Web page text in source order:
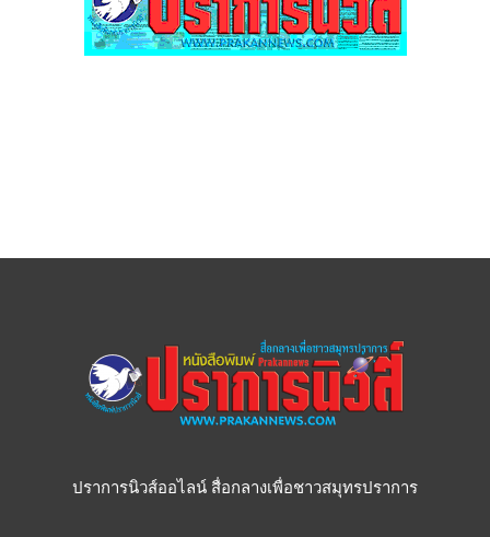
ปราการนิวส์ออไลน์ สื่อกลางเพื่อชาวสมุทรปราการ